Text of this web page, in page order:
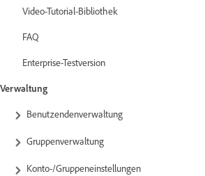
Video-Tutorial-Bibliothek
FAQ
Enterprise-Testversion
Verwaltung
Benutzendenverwaltung
Gruppenverwaltung
Konto-/Gruppeneinstellungen